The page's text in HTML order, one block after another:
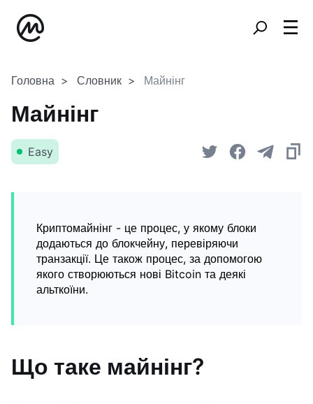
Головна Словник Майнінг
Майнінг
Easy
Криптомайнінг - це процес, у якому блоки
додаються до блокчейну, перевіряючи
транзакції. Це також процес, за допомогою
якого створюються нові Bitcoin та деякі
альткоїни.
Що таке майнінг?